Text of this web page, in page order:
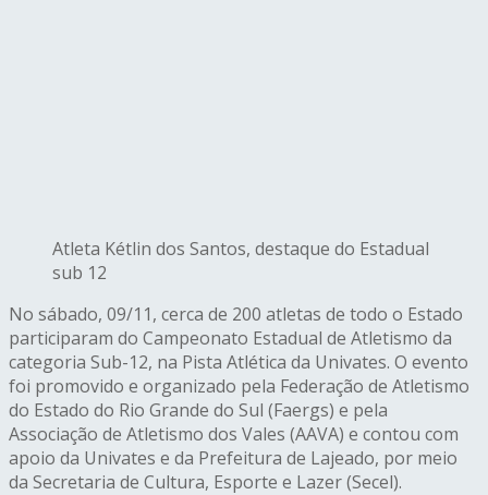
Atleta Kétlin dos Santos, destaque do Estadual
sub 12
No sábado, 09/11, cerca de 200 atletas de todo o Estado
participaram do Campeonato Estadual de Atletismo da
categoria Sub-12, na Pista Atlética da Univates. O evento
foi promovido e organizado pela Federação de Atletismo
do Estado do Rio Grande do Sul (Faergs) e pela
Associação de Atletismo dos Vales (AAVA) e contou com
apoio da Univates e da Prefeitura de Lajeado, por meio
da Secretaria de Cultura, Esporte e Lazer (Secel).